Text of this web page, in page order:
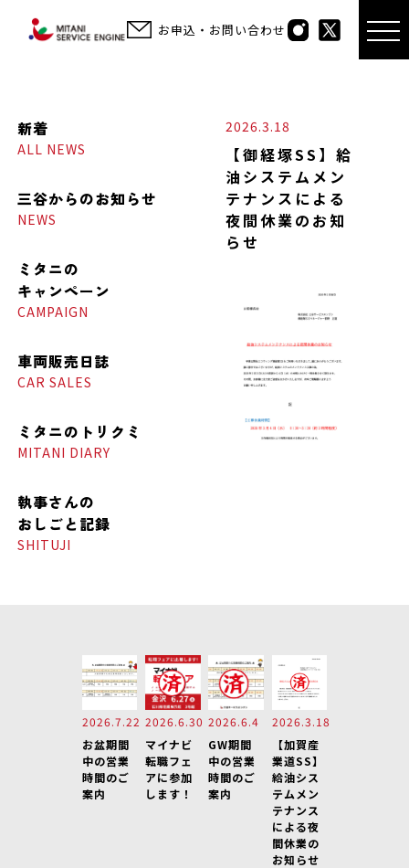
お申込・お問い合わせ
新着
ALL NEWS
三谷からのお知らせ
NEWS
ミタニの
キャンペーン
CAMPAIGN
車両販売日誌
CAR SALES
ミタニの トリクミ
MITANI DIARY
執事さんの
おしごと記録
SHITUJI
2026.3.18
【御経塚SS】給
油システムメン
テナンスによる
夜間休業のお知
らせ
2026.7.22
お盆期間
中の営業
時間のご
案内
2026.6.30
マイナビ
転職フェ
アに参加
します！
2026.6.4
GW期間
中の営業
時間のご
案内
2026.3.18
【加賀産
業道SS】
給油シス
テムメン
テナンス
による夜
間休業の
お知らせ